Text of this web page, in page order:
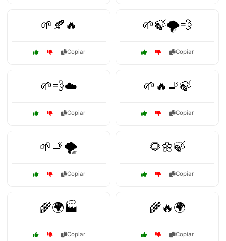
🌱🍂🔥
Copiar
🌱🍃🌪️💨
Copiar
🌱💨☁️
Copiar
🌱🔥🚬🍃
Copiar
🌱🚬🌪️
Copiar
🌻🌼🍃
Copiar
🌾🌍🏭
Copiar
🌾🔥🌍
Copiar